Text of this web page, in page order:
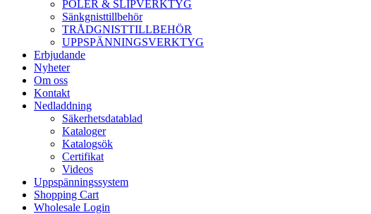
POLER & SLIPVERKTYG
Sänkgnisttillbehör
TRÅDGNISTTILLBEHÖR
UPPSPÄNNINGSVERKTYG
Erbjudande
Nyheter
Om oss
Kontakt
Nedladdning
Säkerhetsdatablad
Kataloger
Katalogsök
Certifikat
Videos
Uppspänningssystem
Shopping Cart
Wholesale Login